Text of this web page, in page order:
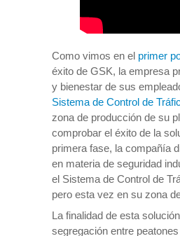
Como vimos en el primer
éxito de GSK, la empresa
y bienestar de sus
Sistema de Control de
zona de producción de su
comprobar el éxito de la
primera fase, la compañía
en materia de seguridad
el Sistema de Control de
pero esta vez en su zona
La finalidad de esta
segregación entre